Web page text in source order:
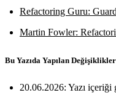
Refactoring Guru:
Martin Fowler:
Bu Yazıda Yapılan Değişiklikler
20.06.2026: Yazı